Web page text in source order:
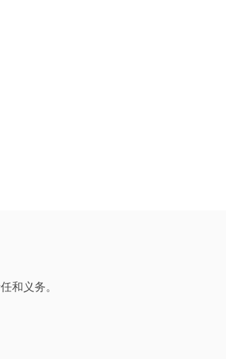
和义务。